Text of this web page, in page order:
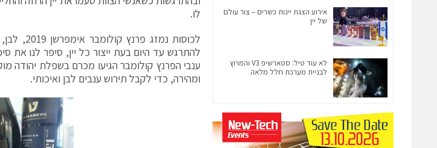
לו.
לכוסות
ענבי הפרנץ קולומבר הגיעו מכרם בשפלת יהודה
ומהירה, כדי לקבל תירוש ענבים לבן ואיכותי.
אירוע הצגת יינות כשרים – צור עולם
של יין
לא עוד טיל: סטארשיפ V3 והמרוץ
לבניית מערכת חלל מלאה